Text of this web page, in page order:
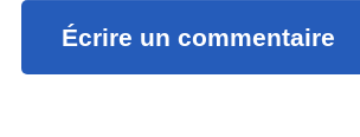
Écrire un commentaire